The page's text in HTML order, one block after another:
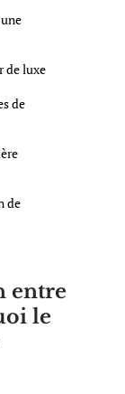
de luxe
de
de
entre
le